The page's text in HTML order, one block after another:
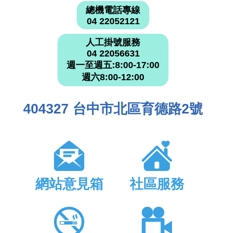
總機電話專線
04 22052121
人工掛號服務
04 22056631
週一至週五:8:00-17:00
週六8:00-12:00
404327 台中市北區育德路2號
網站意見箱 社區服務